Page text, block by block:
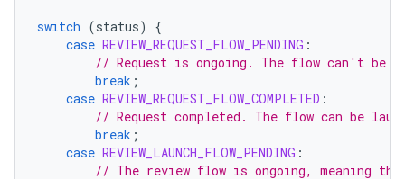
switch (status)
{
case REVIEW_REQUEST_FLOW_PENDING :
// Request is ongoing. The flow can't be
break ;
case REVIEW_REQUEST_FLOW_COMPLETED :
// Request completed. The flow can be
break ;
case REVIEW_LAUNCH_FLOW_PENDING :
// The review flow is ongoing, meaning